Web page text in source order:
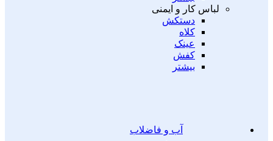
لباس کار و ایمنی
دستکش
کلاه
عینک
کفش
بیشتر
آب و فاضلاب